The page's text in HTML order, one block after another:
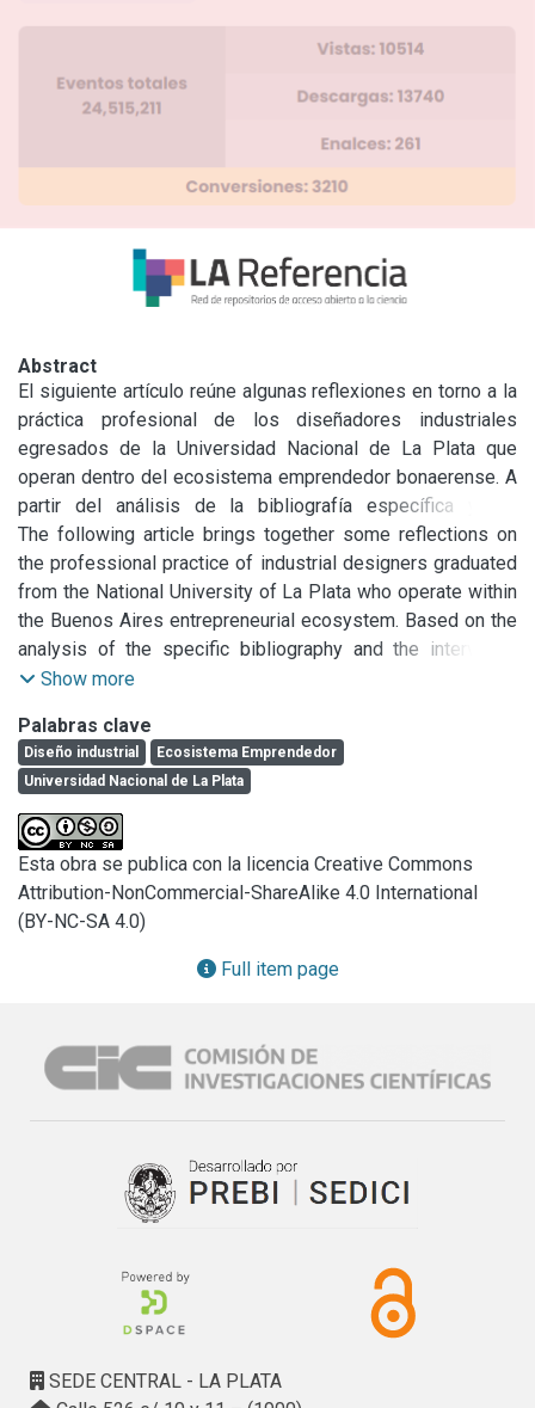
Abstract
El siguiente artículo reúne algunas reflexiones en torno a la
práctica profesional de los diseñadores industriales
egresados de la Universidad Nacional de La Plata que
operan dentro del ecosistema emprendedor bonaerense. A
partir del análisis de la bibliografía específica y las
entrevistas realizadas, se exploran sus percepciones en
torno a la práctica emprendedora, la construcción de su
identidad profesional y el vínculo entre los
emprendimientos y sus proyectos vitales. Seguidamente,
se desarrollan algunos aspectos emergentes de los
relatos, haciendo foco en los aspectos culturales y
estos diseñadores.
The following article brings together some reflections on
the professional practice of industrial designers graduated
from the National University of La Plata who operate within
the Buenos Aires entrepreneurial ecosystem. Based on the
analysis of the specific bibliography and the interviews
carried out, their perceptions about entrepreneurial practice,
between ventures and their vital projects are explored.
Then, some emerging aspects of the stories are
developed, focusing on the cultural and discursive aspects
that underlie the professional work of these designers.
Show more
Palabras clave
Diseño industrial
Ecosistema Emprendedor
Universidad Nacional de La Plata
Esta obra se publica con la licencia Creative Commons
Attribution-NonCommercial-ShareAlike 4.0 International
(BY-NC-SA 4.0)
Full item page
SEDE CENTRAL - LA PLATA